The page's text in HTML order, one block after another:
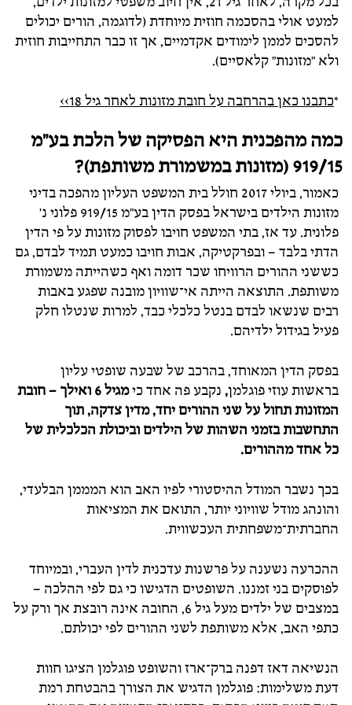
למעט אולי בהסכמה חוזית מיוחדת (לדוגמה, הורים יכולים
להסכים לממן לימודים אקדמיים, אך זו כבר התחייבות חוזית
ולא "מזונות" קלאסיים).
*כתבנו כאן בהרחבה על חובת מזונות לאחר גיל 18>>
כמה מהפכנית היא הפסיקה של הלכת בע"מ
919/15 (מזונות במשמורת משותפת)?
כאמור, ביולי 2017 חולל בית המשפט העליון מהפכה בדיני
מזונות הילדים בישראל בפסק הדין בע"מ 919/15 פלוני נ'
פלונית. עד אז, בתי המשפט חויבו לפסוק מזונות על פי הדין
הדתי בלבד – ובפרקטיקה, אבות חויבו כמעט תמיד לבדם, גם
כששני ההורים הרוויחו שכר דומה ואף כשהייתה משמורת
משותפת. התוצאה הייתה אי־שוויון מובנה שפגע באבות
רבים שנשאו לבדם בנטל כלכלי כבד, למרות שנטלו חלק
פעיל בגידול ילדיהם.
בפסק הדין המאוחד, בהרכב של שבעה שופטי עליון
בראשות עוזי פוגלמן, נקבע פה אחד כי
מגיל 6 ואילך – חובת
המזונות תחול על שני ההורים יחד, מדין צדקה, תוך
התחשבות בזמני השהות של הילדים וביכולת הכלכלית של
כל אחד מההורים.
בכך נשבר המודל ההיסטורי לפיו האב הוא המממן הבלעדי,
והונהג מודל שוויוני יותר, התואם את המציאות
החברתית־משפחתית העכשווית.
ההכרעה נשענה על פרשנות עדכנית לדין העברי, ובמיוחד
לפוסקים בני זמננו. השופטים הדגישו כי גם לפי ההלכה –
במצבים של ילדים מעל גיל 6, החובה אינה רובצת אך ורק על
כתפי האב, אלא משותפת לשני ההורים לפי יכולתם.
הנשיאה דאז דפנה ברק־ארז והשופט פוגלמן הציגו חוות
דעת משלימות: פוגלמן הדגיש את הצורך בהבטחת רמת